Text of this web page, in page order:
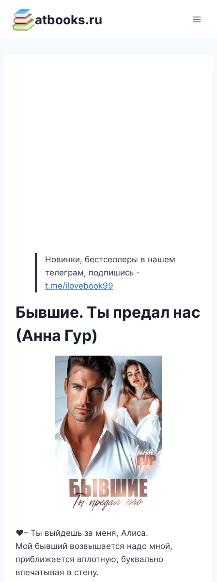
содержимому
atbooks.ru
Новинки, бестселлеры в нашем
телеграм, подпишись -
t.me/ilovebook99
Бывшие. Ты предал нас
(Анна Гур)
❤️– Ты выйдешь за меня, Алиса.
Мой бывший возвышается надо мной,
приближается вплотную, буквально
впечатывая в стену.